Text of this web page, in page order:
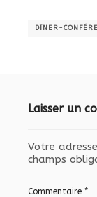
DÎNER-
Laisser un
Votre
champs
Commentaire *